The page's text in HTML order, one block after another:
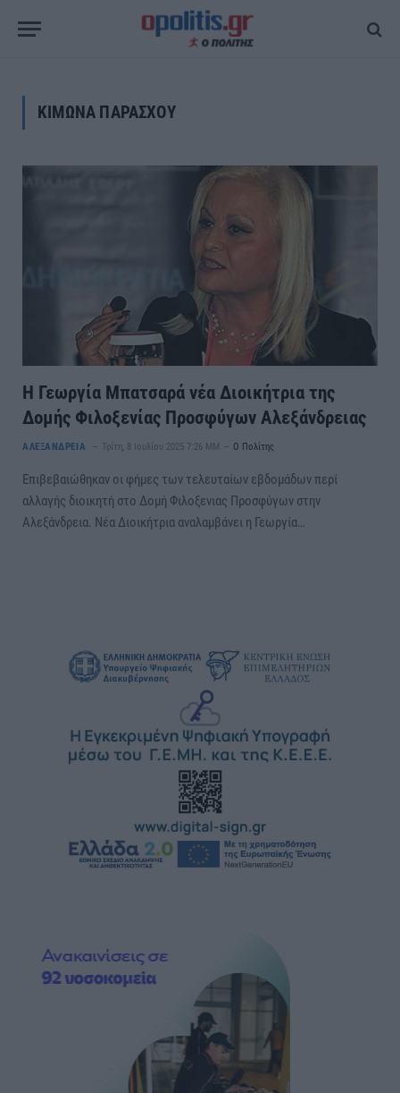
ΚΙΜΩΝΑ ΠΑΡΑΣΧΟΥ
H Γεωργία Μπατσαρά νέα Διοικήτρια της
Δομής Φιλοξενίας Προσφύγων Αλεξάνδρειας
ΑΛΕΞΑΝΔΡΕΙΑ Τρίτη, 8 Ιουλίου 2025 7:26 ΜΜ Ο Πολίτης
Επιβεβαιώθηκαν οι φήμες των τελευταίων εβδομάδων περί
αλλαγής διοικητή στο Δομή Φιλοξενιας Προσφύγων στην
Αλεξάνδρεια. Νέα Διοικήτρια αναλαμβάνει η Γεωργία…